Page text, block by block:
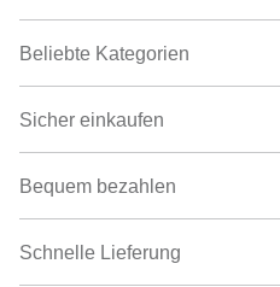
Beliebte Kategorien
Sicher einkaufen
Bequem bezahlen
Schnelle Lieferung